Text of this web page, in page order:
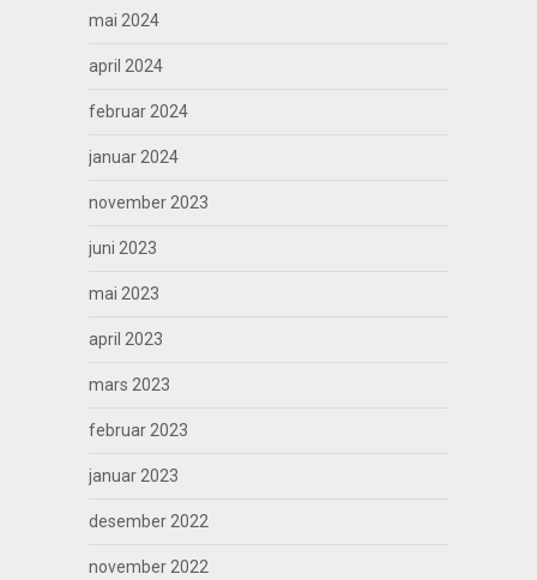
mai 2024
april 2024
februar 2024
januar 2024
november 2023
juni 2023
mai 2023
april 2023
mars 2023
februar 2023
januar 2023
desember 2022
november 2022